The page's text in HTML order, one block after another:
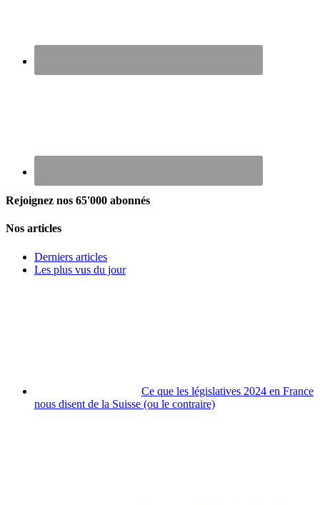
Rejoignez nos 65'000 abonnés
Nos articles
Derniers articles
Les plus vus du jour
Ce que les législatives 2024 en France
nous disent de la Suisse (ou le contraire)